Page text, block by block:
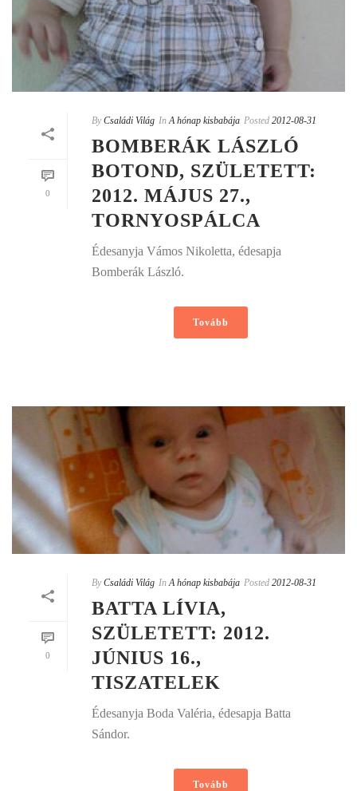
0
By Családi Világ In A hónap kisbabája Posted 2012-08-31
BOMBERÁK LÁSZLÓ
BOTOND, SZÜLETETT:
2012. MÁJUS 27.,
TORNYOSPÁLCA
Édesanyja Vámos Nikoletta, édesapja
Bomberák László.
Tovább
0
By Családi Világ In A hónap kisbabája Posted 2012-08-31
BATTA LÍVIA,
SZÜLETETT: 2012.
JÚNIUS 16.,
TISZATELEK
Édesanyja Boda Valéria, édesapja Batta
Sándor.
Tovább